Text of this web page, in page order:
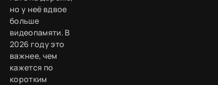
но у неё вдвое
больше
видеопамяти. В
2026 году это
важнее, чем
кажется по
коротким